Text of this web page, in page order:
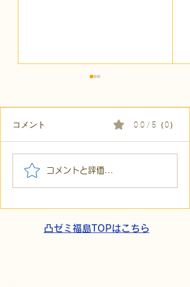
【代表ブログ】アメフト
の戦略思考に学ぶ！発達
コメント 0.0 / 5（0）
コメントと評価...
凸ゼミ福島TOPはこちら